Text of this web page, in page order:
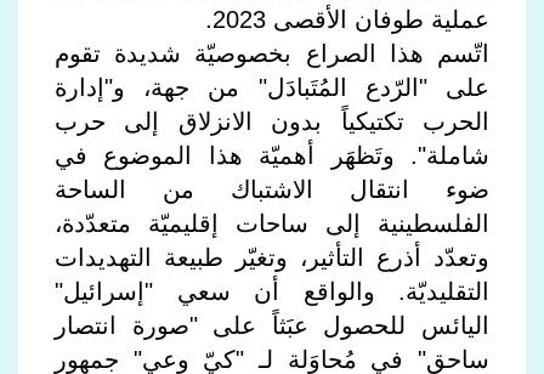
عملية طوفان الأقصى 2023.
اتّسم هذا الصراع بخصوصيّة شديدة تقوم
على "الرّدع المُتَبادَل" من جهة، و"إدارة
الحرب تكتيكياً بدون الانزلاق إلى حرب
شاملة". وتَظهَر أهميّة هذا الموضوع في
ضوء انتقال الاشتباك من الساحة
الفلسطينية إلى ساحات إقليميّة متعدّدة،
وتعدّد أذرع التأثير، وتغيّر طبيعة التهديدات
التقليديّة. والواقع أن سعي "إسرائيل"
اليائس للحصول عبَثاً على "صورة انتصار
ساحق" في مُحاوَلة لـ "كيّ وعي" جمهور